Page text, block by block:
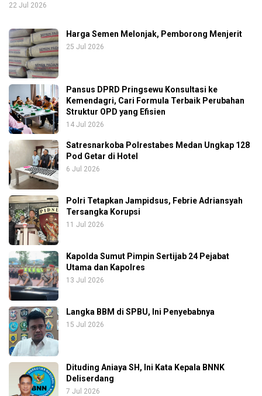
22 Jul 2026
Harga Semen Melonjak, Pemborong Menjerit
25 Jul 2026
Pansus DPRD Pringsewu Konsultasi ke
Kemendagri, Cari Formula Terbaik Perubahan
Struktur OPD yang Efisien
14 Jul 2026
Satresnarkoba Polrestabes Medan Ungkap 128
Pod Getar di Hotel
6 Jul 2026
Polri Tetapkan Jampidsus, Febrie Adriansyah
Tersangka Korupsi
11 Jul 2026
Kapolda Sumut Pimpin Sertijab 24 Pejabat
Utama dan Kapolres
13 Jul 2026
Langka BBM di SPBU, Ini Penyebabnya
15 Jul 2026
Dituding Aniaya SH, Ini Kata Kepala BNNK
Deliserdang
7 Jul 2026